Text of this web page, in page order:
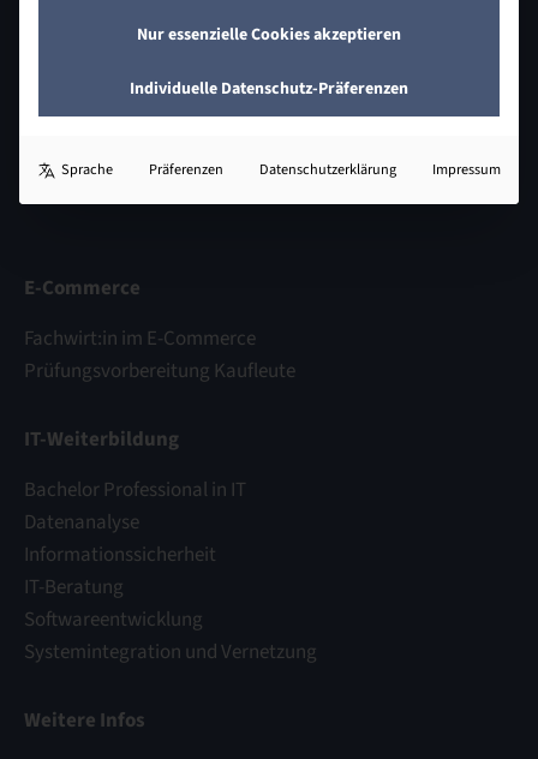
Johann-Heinrich-Schröder-Straße 32
31832 Springe
E-Commerce
Fachwirt:in im E-Commerce
Prüfungsvorbereitung Kaufleute
IT-Weiterbildung
Bachelor Professional in IT
Datenanalyse
Informationssicherheit
IT-Beratung
Softwareentwicklung
Systemintegration und Vernetzung
Weitere Infos
Nur essenzielle Cookies akzeptieren
Individuelle Datenschutz-Präferenzen
Sprache Präferenzen Datenschutzerklärung Impressum